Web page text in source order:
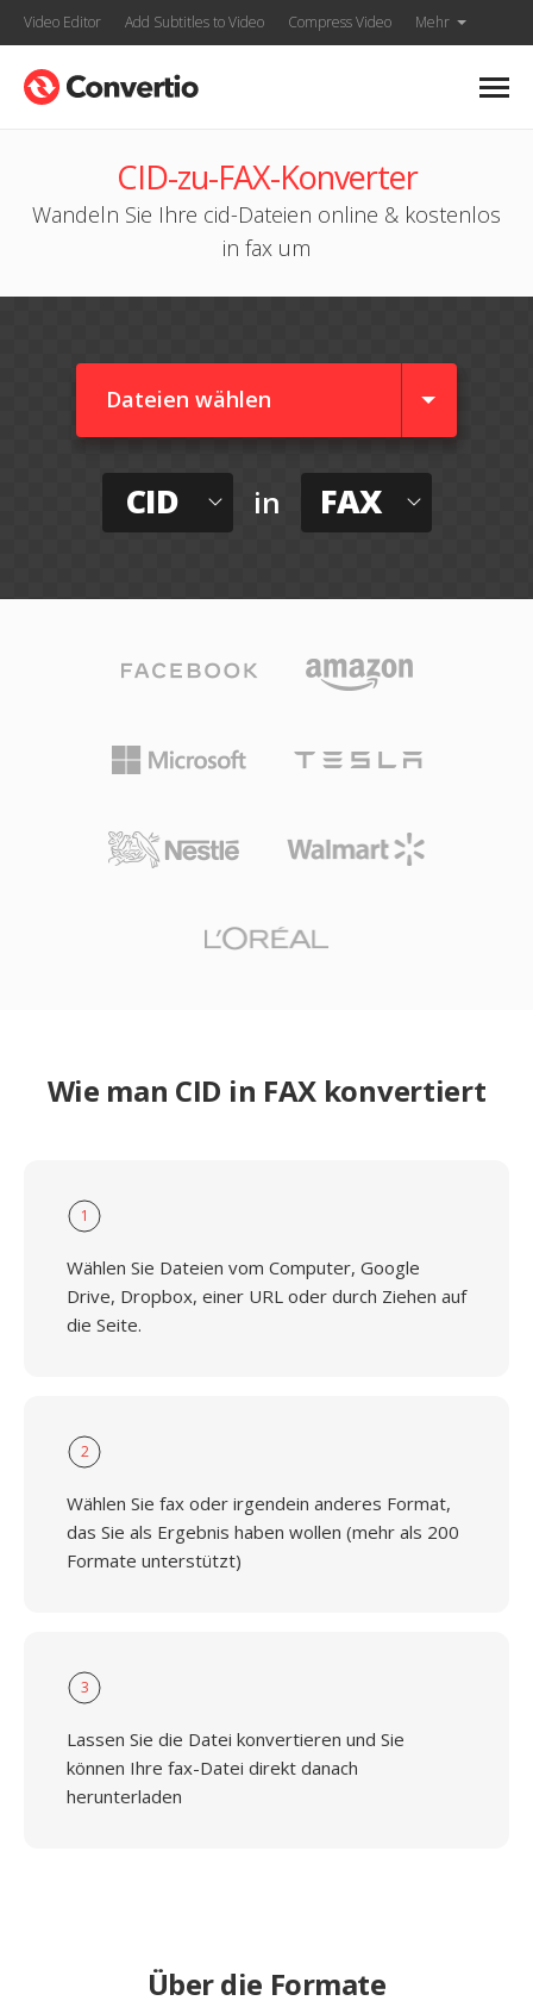
Video Editor Add Subtitles to Video Compress Video Mehr
CID-zu-FAX-Konverter
Wandeln Sie Ihre cid-Dateien online & kostenlos
in fax um
Dateien wählen
CID in FAX
Wie man CID in FAX konvertiert
1
Wählen Sie Dateien vom Computer, Google
Drive, Dropbox, einer URL oder durch Ziehen auf
die Seite.
2
Wählen Sie fax oder irgendein anderes Format,
das Sie als Ergebnis haben wollen (mehr als 200
Formate unterstützt)
3
Lassen Sie die Datei konvertieren und Sie
können Ihre fax-Datei direkt danach
herunterladen
Über die Formate